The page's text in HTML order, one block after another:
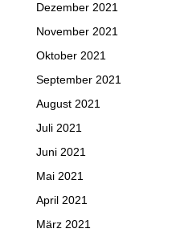
Dezember 2021
November 2021
Oktober 2021
September 2021
August 2021
Juli 2021
Juni 2021
Mai 2021
April 2021
März 2021